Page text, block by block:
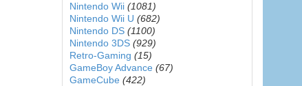
Nintendo Wii (1081)
Nintendo Wii U (682)
Nintendo DS (1100)
Nintendo 3DS (929)
Retro-Gaming (15)
GameBoy Advance (67)
GameCube (422)